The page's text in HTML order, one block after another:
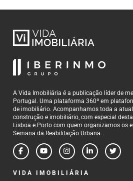
A Vida Imobiliária é a publicação líder de
Portugal. Uma plataforma 360º em
de imobiliário. Acompanhamos toda a
construção e imobiliário, com especial
Lisboa e Porto com quem organizamos os
Semana da Reabilitação Urbana.
VIDA IMOBILIÁRIA